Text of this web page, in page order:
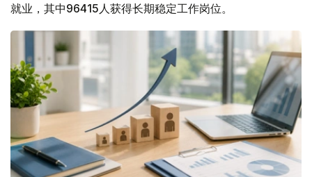
就业，其中96415人获得长期稳定工作岗位。